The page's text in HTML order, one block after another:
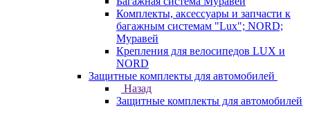
Комплекты, аксессуары и запчасти к
багажным системам "Lux"; NORD;
Муравей
Крепления для велосипедов LUX и
NORD
Защитные комплекты для автомобилей
Назад
Защитные комплекты для автомобилей